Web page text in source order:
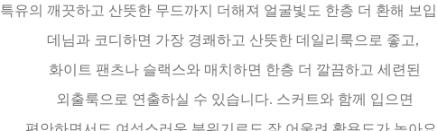
특유의 깨끗하고 산뜻한 무드까지 더해져 얼굴빛도 한층 더 환해 보
데님과 코디하면 가장 경쾌하고 산뜻한 데일리룩으로 좋고,
화이트 팬츠나 슬랙스와 매치하면 한층 더 깔끔하고 세련된
외출룩으로 연출하실 수 있습니다. 스커트와 함께 입으면